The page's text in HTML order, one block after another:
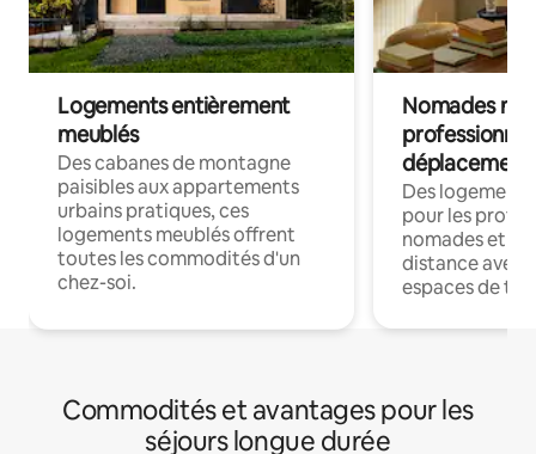
Logements entièrement
meublés
Des cabanes de montagne
paisibles aux appartements
urbains pratiques, ces
logements meublés offrent
toutes les commodités d'un
chez-soi.
Nomades
déplacement
Des
pour les
nomades et
distance avec
espaces de
Commodités et avantages pour les
séjours longue durée